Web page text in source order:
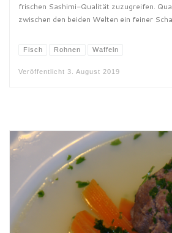
frischen Sashimi-Qualität zuzugreifen.
zwischen den beiden Welten ein feiner
Fisch Rohnen Waffeln
Veröffentlicht 3. August 2019